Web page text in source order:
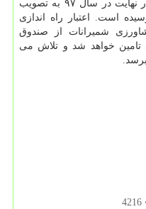
بوده و فرمانداران پیگیر آن بودند و در نهایت در سال ۹۷ به تصویب
است. اعتبار راه اندازی
شمیرانات از صندوق
خواهد شد و تلاش می
4216